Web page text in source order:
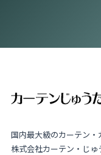
国内最大級のカーテン
株式会社カーテン・じゅ